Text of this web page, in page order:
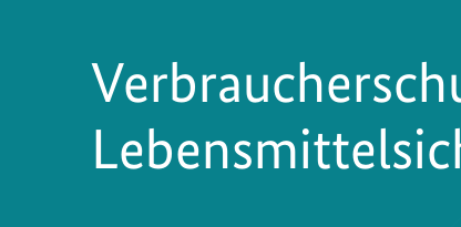
nukleare
Sicherheit